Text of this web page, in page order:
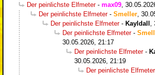
Der peinlichste Elfmeter- max09
Der peinlichste Elfmeter- Smeller
Der peinlichste Elfmeter- Kayldall
Der peinlichste Elfmeter-
30.05.2026, 21:17
Der peinlichste Elfmeter-
30.05.2026, 21:19
Der peinlichste Elfmeter